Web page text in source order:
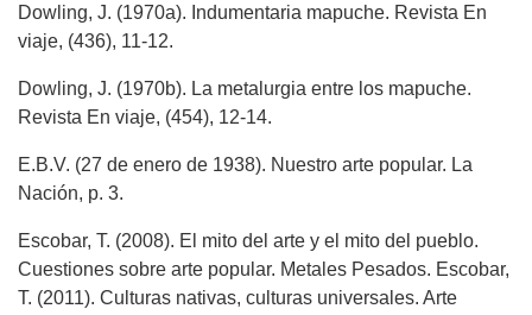
Dowling, J. (1970a). Indumentaria mapuche. Revista En
viaje, (436), 11-12.
Dowling, J. (1970b). La metalurgia entre los mapuche.
Revista En viaje, (454), 12-14.
E.B.V. (27 de enero de 1938). Nuestro arte popular. La
Nación, p. 3.
Escobar, T. (2008). El mito del arte y el mito del pueblo.
Cuestiones sobre arte popular. Metales Pesados. Escobar,
T. (2011). Culturas nativas, culturas universales. Arte